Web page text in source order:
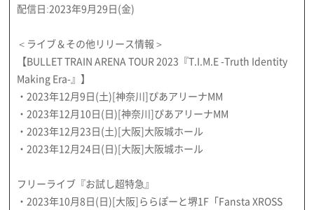
配信日:2023年9月29日(金)
＜ライブ＆その他リリース情報＞
【BULLET TRAIN ARENA TOUR 2023『T.I.M.E -Truth Identity
Making Era-』】
・2023年12月9日(土)[神奈川]ぴあアリーナMM
・2023年12月10日(日)[神奈川]ぴあアリーナMM
・2023年12月23日(土)[大阪]大阪城ホール
・2023年12月24日(日)[大阪]大阪城ホール
フリーライブ『お試し超特急』
・2023年10月8日(日)[大阪]ららぽーと堺1F「Fansta XROSS